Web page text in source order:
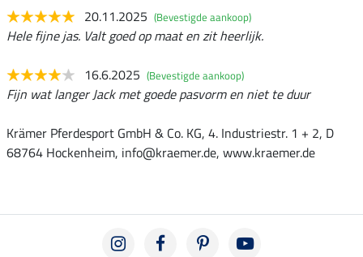
20.11.2025 (Bevestigde aankoop)
Hele fijne jas. Valt goed op maat en zit heerlijk.
16.6.2025 (Bevestigde aankoop)
Fijn wat langer Jack met goede pasvorm en niet te duur
Krämer Pferdesport GmbH & Co. KG, 4. Industriestr. 1 + 2, D
68764 Hockenheim, info@kraemer.de, www.kraemer.de